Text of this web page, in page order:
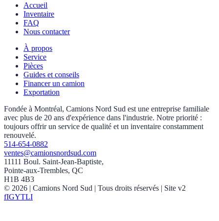
Accueil
Inventaire
FAQ
Nous contacter
À propos
Service
Pièces
Guides et conseils
Financer un camion
Exportation
Fondée à Montréal, Camions Nord Sud est une entreprise familiale
avec plus de 20 ans d'expérience dans l'industrie. Notre priorité :
toujours offrir un service de qualité et un inventaire constamment
renouvelé.
514-654-0882
ventes@camionsnordsud.com
11111 Boul. Saint-Jean-Baptiste,
Pointe-aux-Trembles, QC
H1B 4B3
© 2026 | Camions Nord Sud | Tous droits réservés | Site v2
fIGYTLI